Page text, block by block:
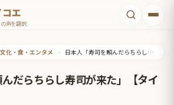
エ
声を翻訳
文化・食・エンタメ • 日本人「寿司を頼んだらちらし寿司が来た」【タイ人の反応】
だらちらし寿司が来た」【タイ